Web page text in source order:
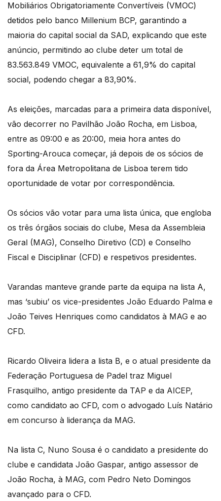
Mobiliários Obrigatoriamente Convertíveis (VMOC)
detidos pelo banco Millenium BCP, garantindo a
maioria do capital social da SAD, explicando que este
anúncio, permitindo ao clube deter um total de
83.563.849 VMOC, equivalente a 61,9% do capital
social, podendo chegar a 83,90%.
As eleições, marcadas para a primeira data disponível,
vão decorrer no Pavilhão João Rocha, em Lisboa,
entre as 09:00 e as 20:00, meia hora antes do
Sporting-Arouca começar, já depois de os sócios de
fora da Área Metropolitana de Lisboa terem tido
oportunidade de votar por correspondência.
Os sócios vão votar para uma lista única, que engloba
os três órgãos sociais do clube, Mesa da Assembleia
Geral (MAG), Conselho Diretivo (CD) e Conselho
Fiscal e Disciplinar (CFD) e respetivos presidentes.
Varandas manteve grande parte da equipa na lista A,
mas ‘subiu’ os vice-presidentes João Eduardo Palma e
João Teives Henriques como candidatos à MAG e ao
CFD.
Ricardo Oliveira lidera a lista B, e o atual presidente da
Federação Portuguesa de Padel traz Miguel
Frasquilho, antigo presidente da TAP e da AICEP,
como candidato ao CFD, com o advogado Luís Natário
em concurso à liderança da MAG.
Na lista C, Nuno Sousa é o candidato a presidente do
clube e candidata João Gaspar, antigo assessor de
João Rocha, à MAG, com Pedro Neto Domingos
avançado para o CFD.